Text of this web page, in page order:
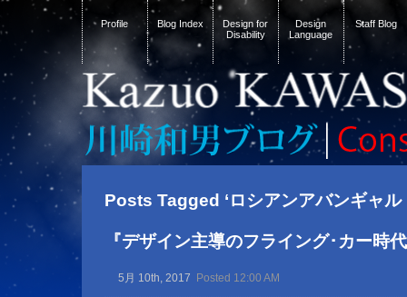
Profile Blog Index
Design for
Disability
Design
Language
Staff Blog
Posts Tagged ‘ロシアンアバンギャル
『デザイン主導のフライング･カー時
5月 10th, 2017 Posted 12:00 AM